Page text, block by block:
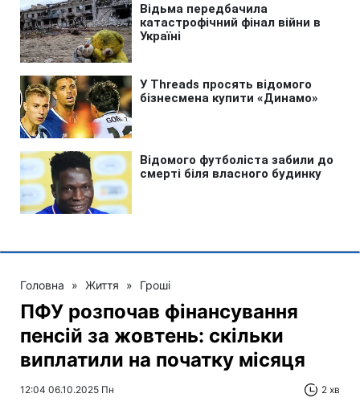
Головна » Життя » Гроші
ПФУ розпочав фінансування
пенсій за жовтень: скільки
виплатили на початку місяця
12:04 06.10.2025 Пн 2 хв